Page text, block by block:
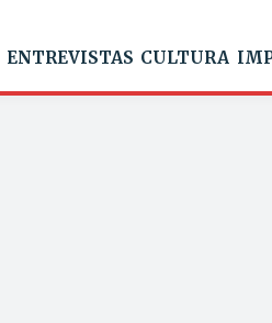
ENTREVISTAS CULTURA